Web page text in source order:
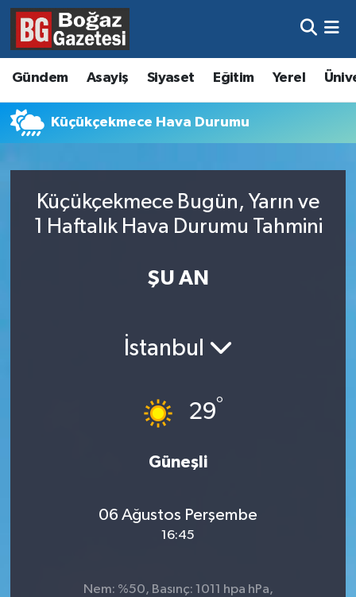
Gündem Asayiş Siyaset Eğitim Yerel
Küçükçekmece Hava Durumu
Küçükçekmece Bugün, Yarın ve
1 Haftalık Hava Durumu Tahmini
ŞU AN
İstanbul
29°
Güneşli
06 Ağustos Perşembe
16:45
Nem: %50, Basınç: 1011 hpa hPa,
Asayiş
Eğitim
Ekonomi
Kültür ve Sanat
Hava Durumu
Trafik Durumu
Süper Lig Puan Durumu ve Fikstür
Son Dakika Haberleri